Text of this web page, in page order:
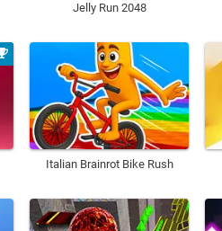
Jelly Run 2048
Italian Brainrot Bike Rush